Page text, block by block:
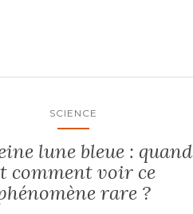
SCIENCE
lune bleue : quand
comment voir ce
rare ?